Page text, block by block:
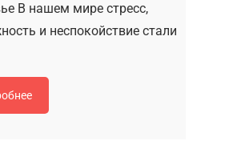
В нашем мире стресс,
и неспокойствие стали